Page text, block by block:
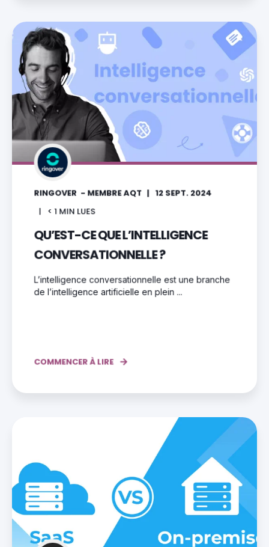
RINGOVER - MEMBRE AQT
12 SEPT. 2024
< 1 MIN LUES
QU’EST-CE QUE L’INTELLIGENCE
CONVERSATIONNELLE ?
L’intelligence conversationnelle est une branche
de l’intelligence artificielle en plein ...
COMMENCER À LIRE